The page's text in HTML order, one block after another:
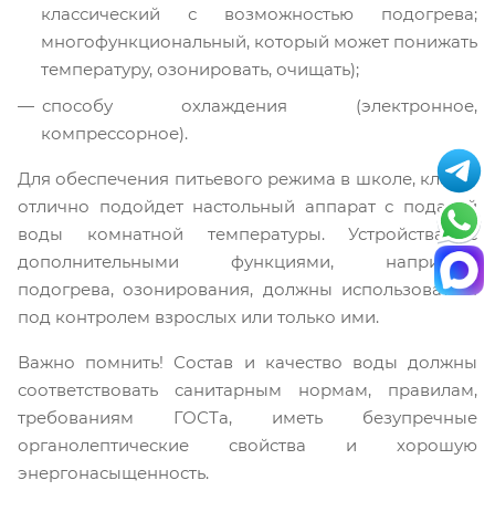
классический с возможностью подогрева;
многофункциональный, который может понижать
температуру, озонировать, очищать);
способу охлаждения (электронное,
компрессорное).
Для обеспечения питьевого режима в школе, классе
отлично подойдет настольный аппарат с подачей
воды комнатной температуры. Устройства с
дополнительными функциями, например,
подогрева, озонирования, должны использоваться
под контролем взрослых или только ими.
Важно помнить! Состав и качество воды должны
соответствовать санитарным нормам, правилам,
требованиям ГОСТа, иметь безупречные
органолептические свойства и хорошую
энергонасыщенность.